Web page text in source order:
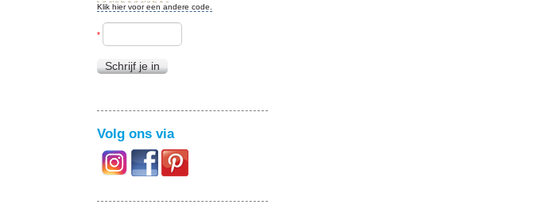
Klik hier voor een andere code.
*
Schrijf je in
Volg ons via